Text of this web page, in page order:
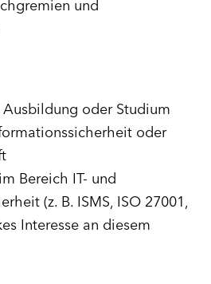
und
oder Studium
oder
Bereich IT- und
(z. B. ISMS, ISO 27001,
Interesse an diesem